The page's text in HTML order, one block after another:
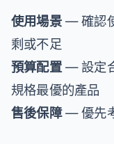
使用場景— 確認
剩或不足
預算配置— 設定
規格最優的產品
售後保障— 優先